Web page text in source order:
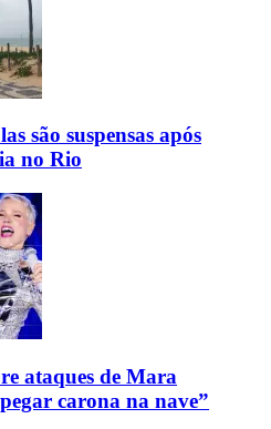
são suspensas após
no Rio
ataques de Mara
carona na nave”